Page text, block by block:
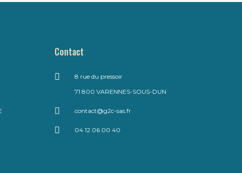
Contact
8 rue du pressoir
71 800 VARENNES-SOUS-DUN
contact@g2c-sas.fr
04 12 06 00 40